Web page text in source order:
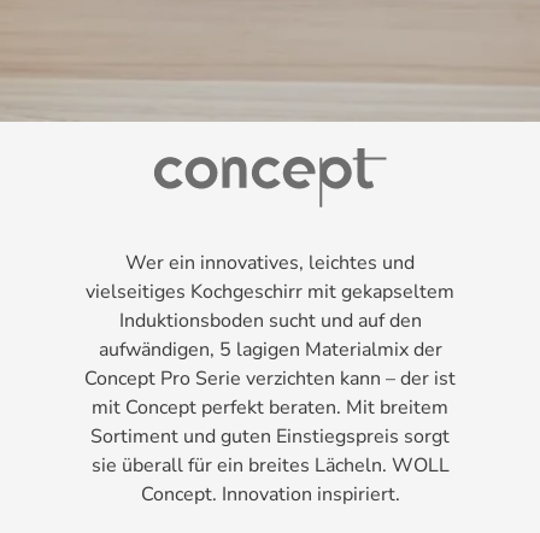
Wer ein innovatives, leichtes und
vielseitiges Kochgeschirr mit gekapseltem
Induktionsboden sucht und auf den
aufwändigen, 5 lagigen Materialmix der
Concept Pro Serie verzichten kann – der ist
mit Concept perfekt beraten. Mit breitem
Sortiment und guten Einstiegspreis sorgt
sie überall für ein breites Lächeln. WOLL
Concept. Innovation inspiriert.